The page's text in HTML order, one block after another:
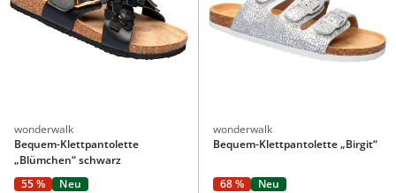
wonderwalk
Bequem-Klettpantolette
„Blümchen“ schwarz
55 %
Neu
wonderwalk
Bequem-Klettpantolette „Birgit“
68 % Neu